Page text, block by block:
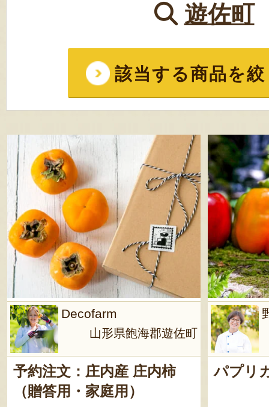
遊佐町
該当する商品を
Decofarm
山形県飽海郡遊佐町
予約注文：庄内産 庄内柿
（贈答用・家庭用）
パプリ